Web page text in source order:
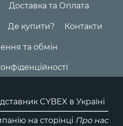
Доставка та Оплата
Де купити? Контакти
та обмін
CYBEX в Україні
на сторінці Про нас